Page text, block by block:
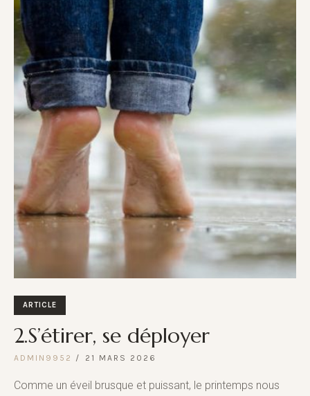
ARTICLE
2.S’étirer, se déployer
ADMIN9952 21 MARS 2026
Comme un éveil brusque et puissant, le printemps nous